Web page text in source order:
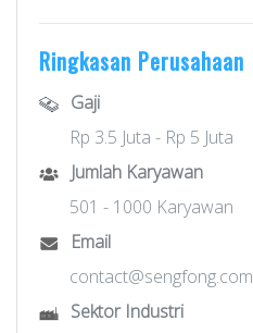
Ringkasan Perusahaan
Gaji
Rp 3.5 Juta - Rp 5 Juta
Jumlah Karyawan
501 - 1000 Karyawan
Email
contact@sengfong.com
Sektor Industri